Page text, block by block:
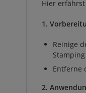
Hier
1.
Reinige
Entferne
2.